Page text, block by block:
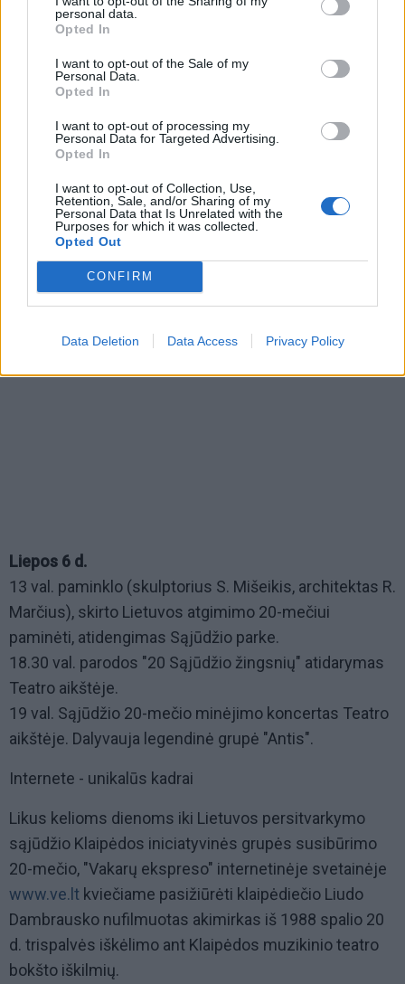
personal data.
Opted In
I want to opt-out of the Sale of my
Personal Data.
Opted In
I want to opt-out of processing my
Personal Data for Targeted Advertising.
Opted In
I want to opt-out of Collection, Use,
Retention, Sale, and/or Sharing of my
Personal Data that Is Unrelated with the
Purposes for which it was collected.
Opted Out
CONFIRM
Data Deletion Data Access Privacy Policy
broliai pranciškonai laikys mišias.
Renginiai, skirti Sąjūdžio 20-mečiui
Liepos 5 d.
17 val. ceremonija prie Sąjūdžio ąžuolo Tiltų g. 2.
17.30 val. parodos "Kelias į laisvę" atidarymas Kultūrų
komunikacijų centro kiemelyje (Daržų g. 10/Bažnyčių
18 val. Sąjūdžio tarybos ir Sąjūdžio grupių įgaliotinių
susirinkimas (Vežėjų g. 4).
Liepos 6 d.
13 val. paminklo (skulptorius S. Mišeikis, architektas R.
Marčius), skirto Lietuvos atgimimo 20-mečiui
paminėti, atidengimas Sąjūdžio parke.
18.30 val. parodos "20 Sąjūdžio žingsnių" atidarymas
Teatro aikštėje.
19 val. Sąjūdžio 20-mečio minėjimo koncertas Teatro
aikštėje. Dalyvauja legendinė grupė "Antis".
Internete - unikalūs kadrai
Likus kelioms dienoms iki Lietuvos persitvarkymo
sąjūdžio Klaipėdos iniciatyvinės grupės susibūrimo
20-mečio, "Vakarų ekspreso" internetinėje svetainėje
www.ve.lt kviečiame pasižiūrėti klaipėdiečio Liudo
Dambrausko nufilmuotas akimirkas iš 1988 spalio 20
d. trispalvės iškėlimo ant Klaipėdos muzikinio teatro
bokšto iškilmių.